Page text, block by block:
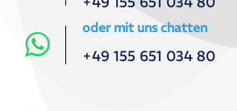
oder mit uns chatten
+49 155 651 034 80